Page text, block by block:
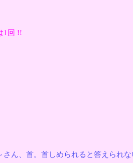
1回 !!
さん、首。首しめられると答えられ